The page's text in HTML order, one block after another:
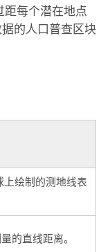
距每个潜在地点
的人口普查区块
绘制的测地线表
的直线距离。